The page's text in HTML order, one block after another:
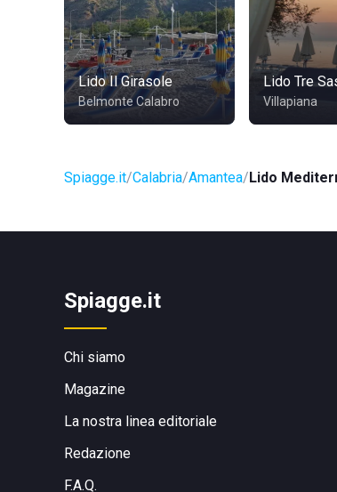
Lido Il Girasole
Belmonte Calabro
Lido Tre
Villapiana
Spiagge.it Calabria Amantea Lido
Spiagge.it
Chi siamo
Magazine
La nostra linea editoriale
Redazione
F.A.Q.